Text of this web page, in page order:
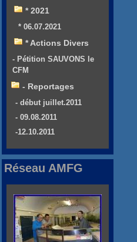
* 2021
* 06.07.2021
* Actions Divers
- Pétition SAUVONS le
CFM
- Reportages
- début juillet.2011
- 09.08.2011
-12.10.2011
Réseau AMFG